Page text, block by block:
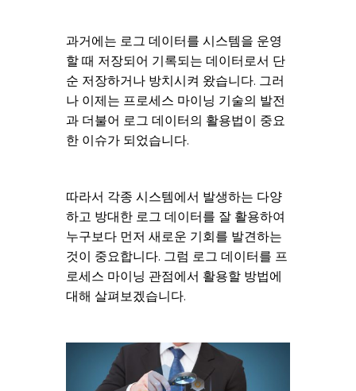
과거에는 로그 데이터를 시스템을 운영
할 때 저장되어 기록되는 데이터로서 단
순 저장하거나 방치시켜 왔습니다. 그러
나 이제는 프로세스 마이닝 기술의 발전
과 더불어 로그 데이터의 활용법이 중요
한 이슈가 되었습니다.
따라서 각종 시스템에서 발생하는 다양
하고 방대한 로그 데이터를 잘 활용하여
누구보다 먼저 새로운 기회를 발견하는
것이 중요합니다. 그럼 로그 데이터를 프
로세스 마이닝 관점에서 활용할 방법에
대해 살펴보겠습니다.